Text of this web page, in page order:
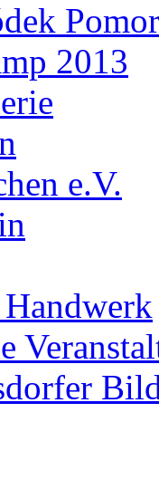
2013
e.V.